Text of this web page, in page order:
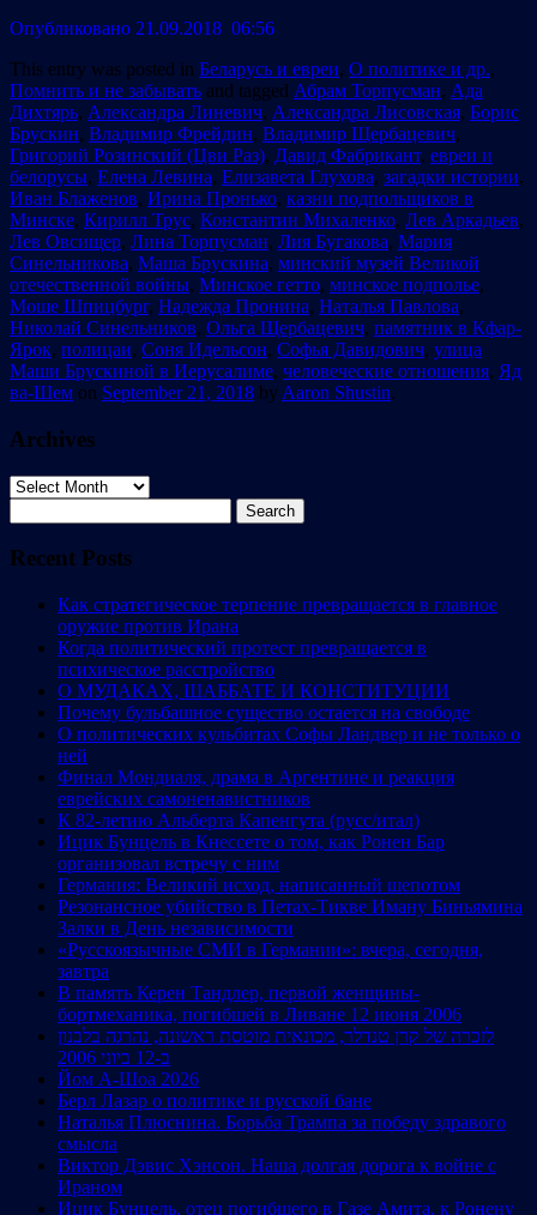
Опубликовано 21.09.2018 06:56
This entry was posted in Беларусь и евреи, О политике и др.,
Помнить и не забывать and tagged Абрам Торпусман, Ада
Дихтярь, Александра Линевич, Александра Лисовская, Борис
Брускин, Владимир Фрейдин, Владимир Щербацевич,
Григорий Розинский (Цви Раз), Давид Фабрикант, евреи и
белорусы, Елена Левина, Елизавета Глухова, загадки истории,
Иван Блаженов, Ирина Пронько, казни подпольщиков в
Минске, Кирилл Трус, Константин Михаленко, Лев Аркадьев,
Лев Овсищер, Лина Торпусман, Лия Бугакова, Мария
Синельникова, Маша Брускина, минский музей Великой
отечественной войны, Минское гетто, минское подполье,
Моше Шпицбург, Надежда Пронина, Наталья Павлова,
Николай Синельников, Ольга Щербацевич, памятник в Кфар-
Ярок, полицаи, Соня Идельсон, Софья Давидович, улица
Маши Брускиной в Иерусалиме, человеческие отношения, Яд
ва-Шем on September 21, 2018 by Aaron Shustin.
Archives
Archives
for:
Recent Posts
Как стратегическое терпение превращается в главное
оружие против Ирана
Когда политический протест превращается в
психическое расстройство
О МУДАКАХ, ШАББАТЕ И КОНСТИТУЦИИ
Почему бульбашное существо остается на свободе
О политических кульбитах Софы Ландвер и не только о
ней
Финал Мондиаля, драма в Аргентине и реакция
еврейских самоненавистников
К 82-летию Альберта Капенгута (русс/итал)
Ицик Бунцель в Кнессете о том, как Ронен Бар
организовал встречу с ним
Германия: Великий исход, написанный шепотом
Резонансное убийство в Петах-Тикве Иману Биньямина
Залки в День независимости
«Русскоязычные СМИ в Германии»: вчера, сегодня,
завтра
В память Керен Тандлер, первой женщины-
бортмеханика, погибшей в Ливане 12 июня 2006
לזכרה של קרן טנדלר, מכונאית מוטסת ראשונה, נהרגה בלבנון
ב-12 ביוני 2006
Йом А-Шоа 2026
Берл Лазар о политике и русской бане
Наталья Плюснина. Борьба Трампа за победу здравого
смысла
Виктор Дэвис Хэнсон. Наша долгая дорога к войне с
Ираном
Ицик Бунцель, отец погибшего в Газе Амита, к Ронену